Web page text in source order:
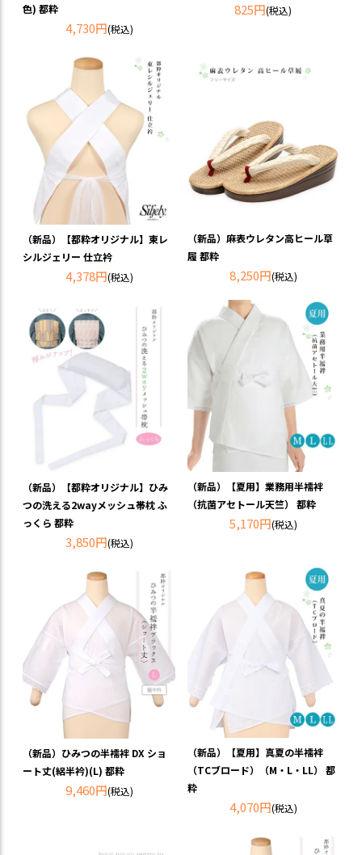
色) 都粋
4,730円(税込)
825円(税込)
（新品）【都粋オリジナル】東レ
シルジェリー 仕立衿
4,378円(税込)
（新品）麻表ウレタン高ヒール草
履 都粋
8,250円(税込)
（新品）【都粋オリジナル】ひみ
つの洗える2wayメッシュ帯枕 ふ
っくら 都粋
3,850円(税込)
（新品）【夏用】業務用半襦袢
（抗菌アセトール天竺） 都粋
5,170円(税込)
（新品）ひみつの半襦袢 DX ショ
ート丈(絽半衿)(L) 都粋
9,460円(税込)
（新品）【夏用】真夏の半襦袢
（TCブロード）（M・L・LL） 都
粋
4,070円(税込)